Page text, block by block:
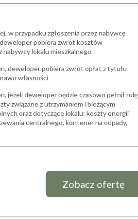
w przypadku zgłoszenia przez nabywcę
pobiera zwrot kosztów
lokalu mieszkalnego
deweloper pobiera zwrot opłat z tytułu
własności
jeżeli deweloper będzie czasowo pełnił rolę
związane z utrzymaniem i bieżącym
oraz dotyczące lokalu: koszty energii
centralnego, kontener na odpady,
Zobacz ofertę